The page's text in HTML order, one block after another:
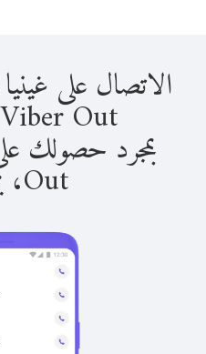
الاتصال على
Viber Out سهل للغاية.
Out، يمكنك: